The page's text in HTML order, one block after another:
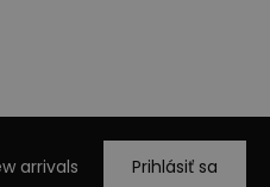
arrivals Prihlásiť sa